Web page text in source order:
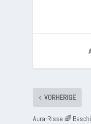
VORHERIGE
Aura-Risse 🌈